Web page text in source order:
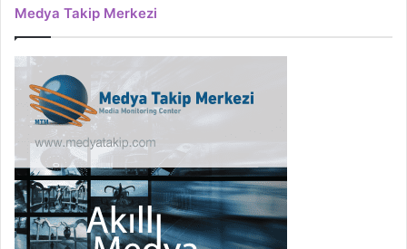
Medya Takip Merkezi